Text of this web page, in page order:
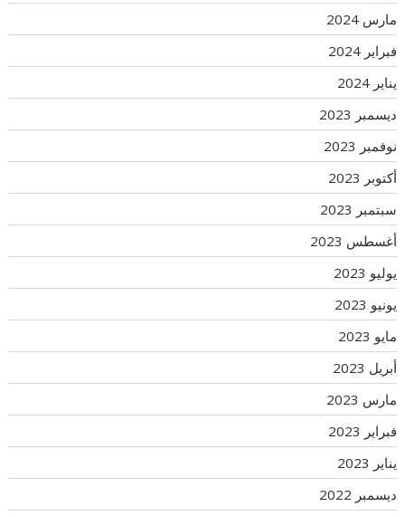
مارس 2024
فبراير 2024
يناير 2024
ديسمبر 2023
نوفمبر 2023
أكتوبر 2023
سبتمبر 2023
أغسطس 2023
يوليو 2023
يونيو 2023
مايو 2023
أبريل 2023
مارس 2023
فبراير 2023
يناير 2023
ديسمبر 2022